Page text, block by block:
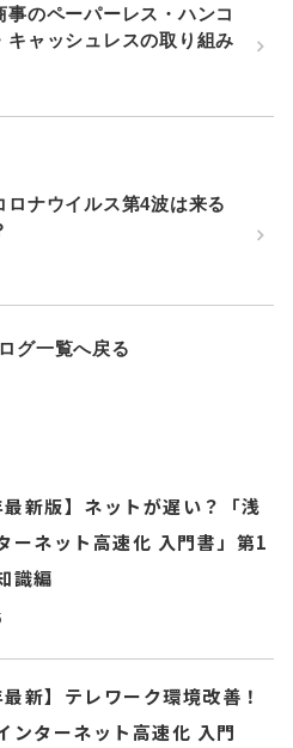
事のペーパーレス・ハンコ
キャッシュレスの取り組み
ロナウイルス第4波は来る
グ一覧へ戻る
最新版】ネットが遅い？「浅
ーネット高速化 入門書」第1
識編
最新】テレワーク環境改善！
ンターネット高速化 入門